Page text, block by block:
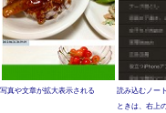
写真や文章が拡大表示される
読み込むノー
ときは、右上